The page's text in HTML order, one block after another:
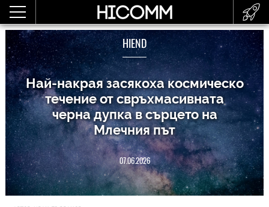
HIEND
Най-накрая засякоха космическо
течение от свръхмасивната
черна дупка в сърцето на
Млечния път
07.06.2026